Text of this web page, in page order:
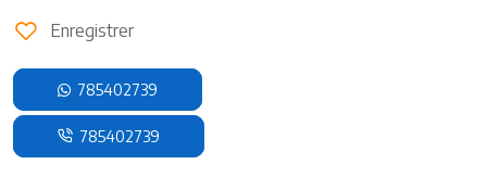
Enregistrer
785402739
785402739